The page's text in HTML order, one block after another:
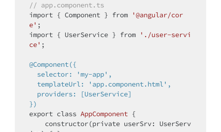
// app.component.ts
import { Component } from
'@angular/cor
e'
import { UserService } from
'./user-servi
ce' ;
@Component({
})
export class AppComponent {
    constructor(
private userSrv: UserServ